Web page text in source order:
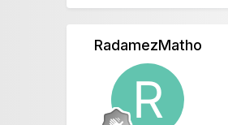
RadamezMatho